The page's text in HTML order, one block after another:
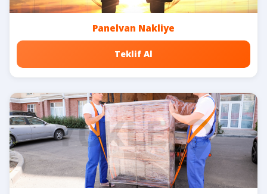
Panelvan Nakliye
Teklif Al